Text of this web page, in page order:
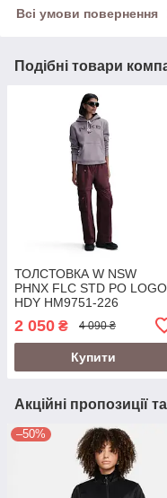
Всі умови повернення
Подібні товари
ТОЛСТОВКА W NSW
PHNX FLC STD PO LOGO
HDY HM9751-226
2 050 ₴ 4 090 ₴
Купити
Акційні пропозиції
–50%